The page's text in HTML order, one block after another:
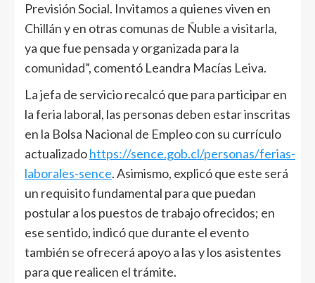
Previsión Social. Invitamos a quienes viven en
Chillán y en otras comunas de Ñuble a visitarla,
ya que fue pensada y organizada para la
comunidad”, comentó Leandra Macías Leiva.
La jefa de servicio recalcó que para participar en
la feria laboral, las personas deben estar inscritas
en la Bolsa Nacional de Empleo con su currículo
actualizadohttps://sence.gob.cl/personas/ferias-
laborales-sence. Asimismo, explicó que este será
un requisito fundamental para que puedan
postular a los puestos de trabajo ofrecidos; en
ese sentido, indicó que durante el evento
también se ofrecerá apoyo a las y los asistentes
para que realicen el trámite.